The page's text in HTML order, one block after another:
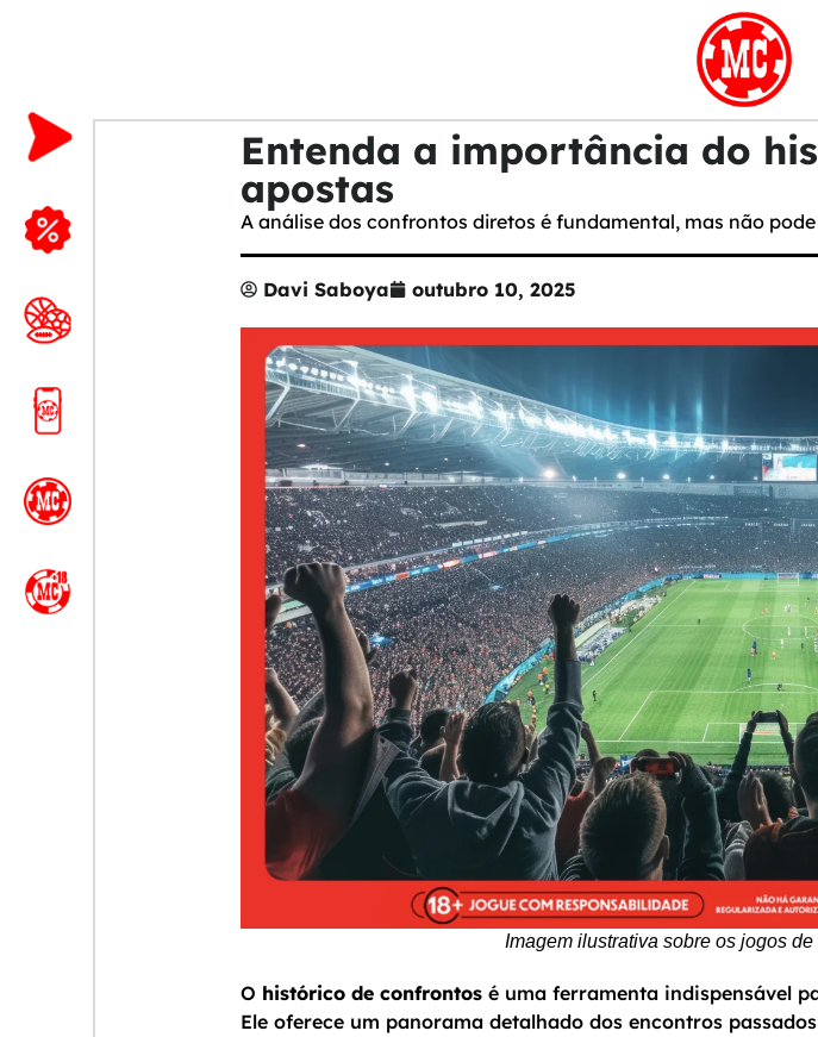
Entenda a importância do
apostas
A análise dos confrontos diretos é fundamental, mas não
Davi Saboya outubro 10, 2025
Imagem ilustrativa sobre os jogos
O histórico de confrontosé uma ferramenta indispensável
Ele oferece um panorama detalhado dos encontros